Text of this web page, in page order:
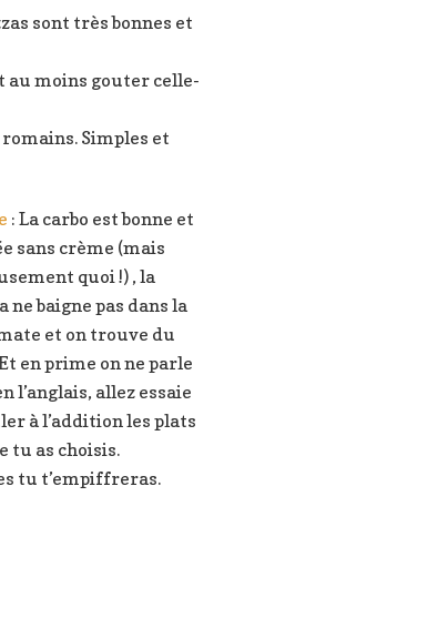
sont très bonnes et
au moins gouter celle-
Simples et
: La carbo est bonne et
sans crème (mais
quoi !) , la
baigne pas dans la
et on trouve du
en prime on ne parle
l’anglais, allez essaie
à l’addition les plats
tu as choisis.
tu t’empiffreras.